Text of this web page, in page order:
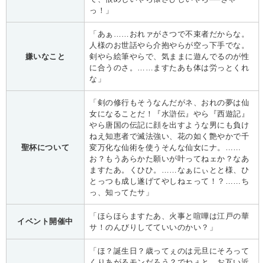
っ！」
嫌いなこと
「あぁ……おれァがさつで不束者だからな。
人様のお世話やら介抱やらが空っ下手でな。
剣やら絵筆やらで、気ままに遊んでるのが性
に合うのさ。……ますたあも体は労っとくれ
な」
聖杯について
「剣の修行もそうなんだがネ、おれの夢は仙
女になることだ！『水滸伝』やら『西遊記』
やら唐国の伝記に顔を出すような男にも負け
ねえ知恵者で滅法強い、花の如く艶やかで千
変万化な仙術を使うそんな仙女にナ。……
お？もうあらかた願いが叶ってねェか？なあ
ますたあ。くひひ。……なぁにぃとと様、ひ
とっつも成し遂げてやしねェって！？……ち
っ、知ってたサ」
イベント開催中
「ほらほらますたあ、火事と喧嘩は江戸の華
サ！のんびりしてていいのかい？」
「ほ？誕生日？歳ってぇのは元旦にそろって